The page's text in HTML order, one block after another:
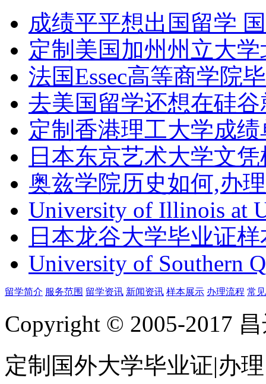
成绩平平想出国留学
定制美国加州州立大
法国Essec高等商学院
去美国留学还想在硅
定制香港理工大学成绩
日本东京艺术大学文
奥兹学院历史如何,办
University of Illinois at
日本龙谷大学毕业证
University of Southern
留学简介 服务范围 留学资讯 新闻资讯 样本展示 办理流程 常
Copyright © 2005-2017
定制国外大学毕业证|办